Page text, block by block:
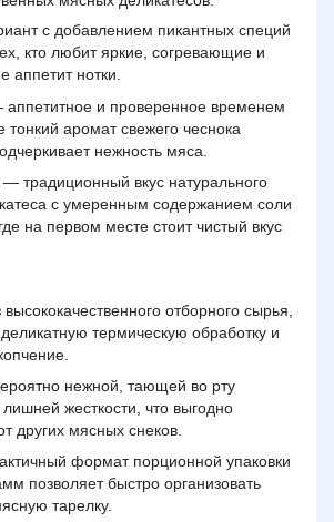
с добавлением пикантных специй
кто любит яркие, согревающие и
аппетит нотки.
и проверенное временем
тонкий аромат свежего чеснока
нежность мяса.
— традиционный вкус натурального
с умеренным содержанием соли
на первом месте стоит чистый вкус
высококачественного отборного сырья,
термическую обработку и
нежной, тающей во рту
лишней жесткости, что выгодно
других мясных снеков.
формат порционной упаковки
позволяет быстро организовать
тарелку.